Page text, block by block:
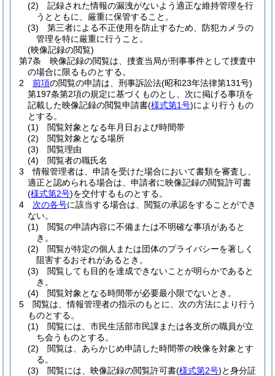
(2)
記録された情報の漏洩がないよう適正な維持管理を行
うとともに、厳重に保管すること。
(3)
第三者による不正使用を防止するため、防犯カメラの
管理を特に厳重に行うこと。
(映像記録の閲覧)
第7条
映像記録の閲覧は、捜査当局が刑事事件として捜査中
の場合に限るものとする。
2
前項の閲覧の申請は、刑事訴訟法(昭和23年法律第131号)
第197条第2項の規定に基づくものとし、次に掲げる事項を
記載した映像記録の閲覧申請書(様式第1号)により行うもの
とする。
(1)
閲覧対象となる年月日および時間帯
(2)
閲覧対象となる場所
(3)
閲覧理由
(4)
閲覧者の職氏名
3
情報管理者は、申請を受けた場合において書類を審査し、
適正と認められる場合は、申請者に映像記録の閲覧許可書
(様式第2号)を交付するものとする。
4
次の各号に該当する場合は、閲覧の承認をすることができ
ない。
(1)
閲覧の申請内容に不備または不明確な事項があると
き。
(2)
閲覧が特定の個人または団体のプライバシーを著しく
阻害するおそれがあるとき。
(3)
閲覧しても目的を達成できないことが明らかであると
き。
(4)
閲覧対象となる時間帯が必要最小限でないとき。
5
閲覧は、情報管理者の指示のもとに、次の方法により行う
ものとする。
(1)
閲覧には、市民生活部市民課または各支所の職員が立
ち会うものとする。
(2)
閲覧は、あらかじめ申請した時間帯の映像を対象とす
る。
(3)
閲覧には、映像記録の閲覧許可書(様式第2号)と身分証